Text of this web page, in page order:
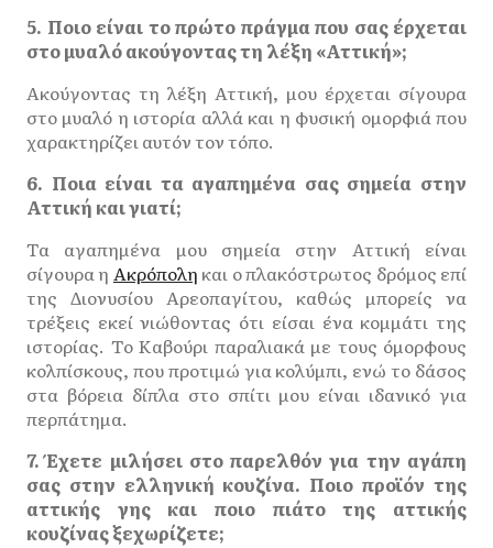
5. Ποιο είναι το πρώτο πράγμα που σας έρχεται
στο μυαλό ακούγοντας τη λέξη «Αττική»;
Ακούγοντας τη λέξη Αττική, μου έρχεται σίγουρα
στο μυαλό η ιστορία αλλά και η φυσική ομορφιά που
χαρακτηρίζει αυτόν τον τόπο.
6. Ποια είναι τα αγαπημένα σας σημεία στην
Αττική και γιατί;
Τα αγαπημένα μου σημεία στην Αττική είναι
σίγουρα η Ακρόπολη και ο πλακόστρωτος δρόμος επί
της Διονυσίου Αρεοπαγίτου, καθώς μπορείς να
τρέξεις εκεί νιώθοντας ότι είσαι ένα κομμάτι της
ιστορίας. Το Καβούρι παραλιακά με τους όμορφους
κολπίσκους, που προτιμώ για κολύμπι, ενώ το δάσος
στα βόρεια δίπλα στο σπίτι μου είναι ιδανικό για
περπάτημα.
7. Έχετε μιλήσει στο παρελθόν για την αγάπη
σας στην ελληνική κουζίνα. Ποιο προϊόν της
αττικής γης και ποιο πιάτο της αττικής
κουζίνας ξεχωρίζετε;